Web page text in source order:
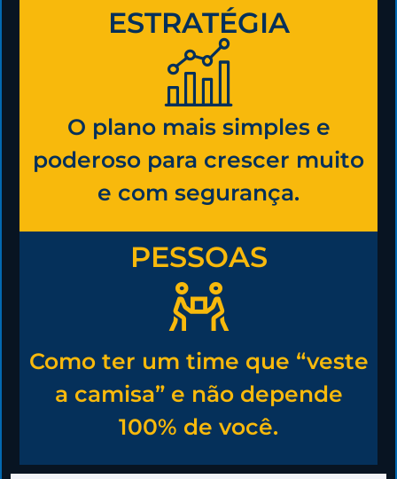
ESTRATÉGIA
O plano mais simples e
poderoso para crescer muito
e com segurança.
PESSOAS
Como ter um time que “veste
a camisa” e não depende
100% de você.